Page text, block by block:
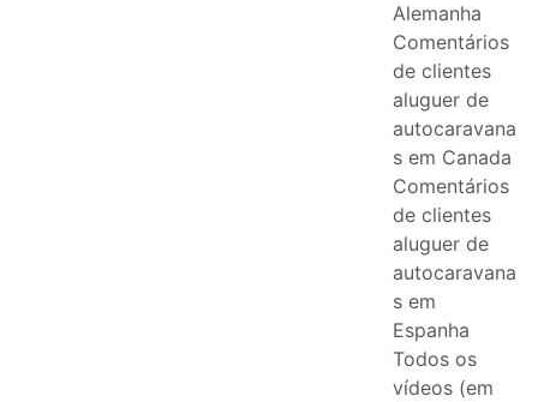
Alemanha
Comentários
de clientes
aluguer de
autocaravana
s em Canada
Comentários
de clientes
aluguer de
autocaravana
s em
Espanha
Todos os
vídeos (em